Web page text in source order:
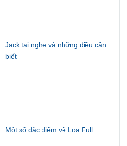
Jack tai nghe và những điều cần
biết
Một số đặc điểm về Loa Full